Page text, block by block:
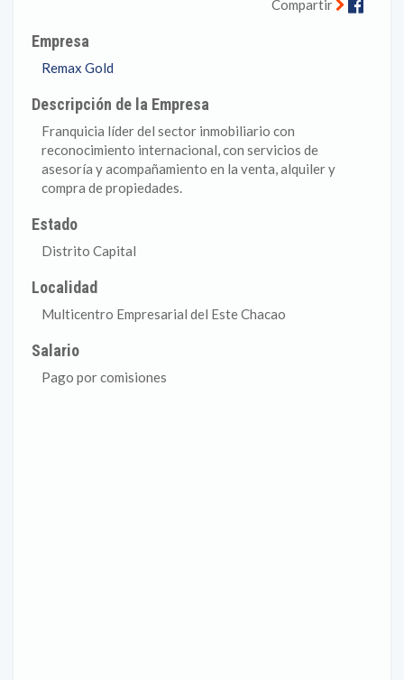
Compartir
Empresa
Remax Gold
Descripción de la Empresa
Franquicia líder del sector inmobiliario con
reconocimiento internacional, con servicios de
asesoría y acompañamiento en la venta, alquiler y
compra de propiedades.
Estado
Distrito Capital
Localidad
Multicentro Empresarial del Este Chacao
Salario
Pago por comisiones